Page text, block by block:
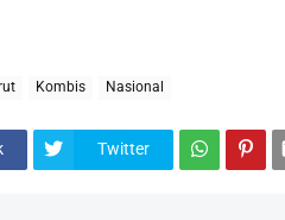
Kombis Nasional
Twitter